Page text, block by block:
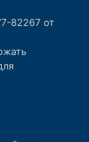
82267 от